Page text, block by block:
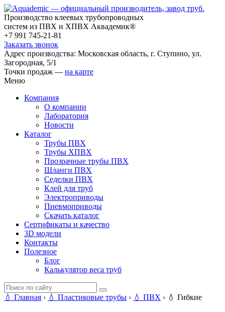
Производство клеевых трубопроводных
систем из ПВХ и ХПВХ Аквадемик®
+7 991 745-21-81
Заказать звонок
Адрес производства: Московская область, г. Ступино, ул.
Загородная, 5/1
Точки продаж — на карте
Меню
Компания
О компании
Лаборатория
Новости
Каталог
Трубы ПВХ
Трубы ХПВХ
Прозрачные трубы ПВХ
Шланги ПВХ
Седелки ПВХ
Клей для труб
Электроприводы
Пневмоприводы
Скачать каталог
Сертификаты и качество
3D модели
Контакты
Полезное
Блог
Калькулятор веса труб
💧 Главная › 💧 Пластиковые трубы › 💧 ПВХ › 💧 Гибкие